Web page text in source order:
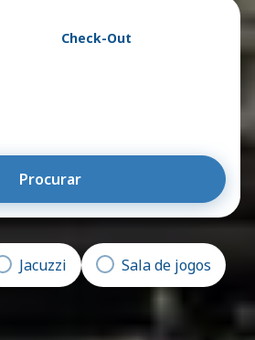
Check-Out
Procurar
Jacuzzi Sala de jogos